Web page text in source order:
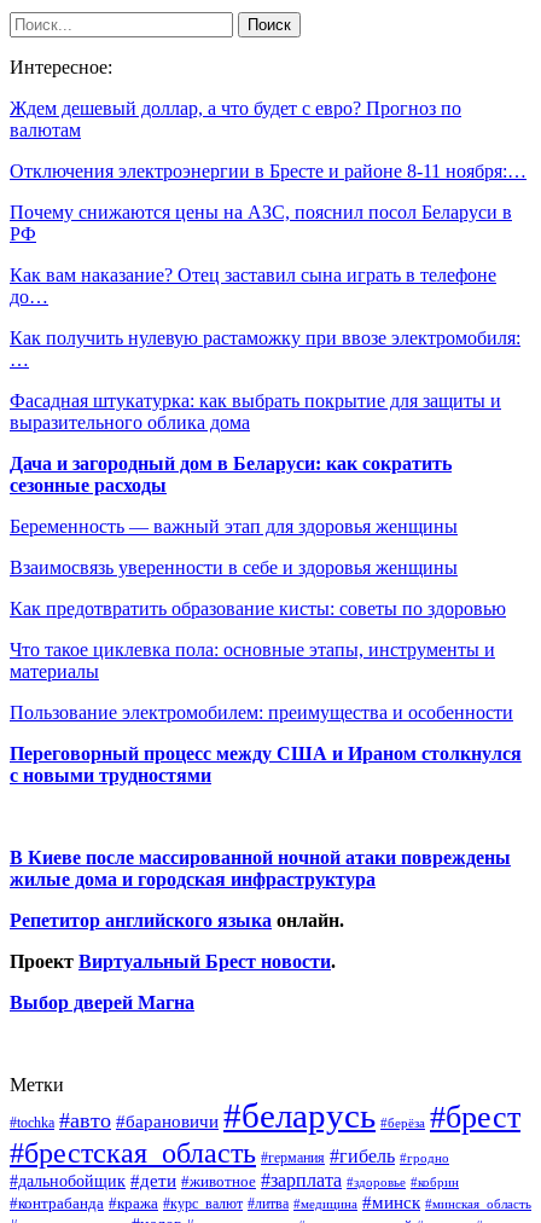
Интересное:
Ждем дешевый доллар, а что будет с евро? Прогноз по
валютам
Отключения электроэнергии в Бресте и районе 8-11 ноября:…
Почему снижаются цены на АЗС, пояснил посол Беларуси в
РФ
Как вам наказание? Отец заставил сына играть в телефоне
до…
Как получить нулевую растаможку при ввозе электромобиля:
…
Фасадная штукатурка: как выбрать покрытие для защиты и
выразительного облика дома
Дача и загородный дом в Беларуси: как сократить
сезонные расходы
Беременность — важный этап для здоровья женщины
Взаимосвязь уверенности в себе и здоровья женщины
Как предотвратить образование кисты: советы по здоровью
Что такое циклевка пола: основные этапы, инструменты и
материалы
Пользование электромобилем: преимущества и особенности
Переговорный процесс между США и Ираном столкнулся
с новыми трудностями
В Киеве после массированной ночной атаки повреждены
жилые дома и городская инфраструктура
Репетитор английского языка онлайн.
Проект Виртуальный Брест новости.
Выбор дверей Магна
Метки
#tochka #авто #барановичи #беларусь #берёза #брест
#брестская_область #германия #гибель #гродно
#дальнобойщик #дети #животное #зарплата #здоровье #кобрин
#контрабанда #кража #курс_валют #литва #медицина #минск #минская_область